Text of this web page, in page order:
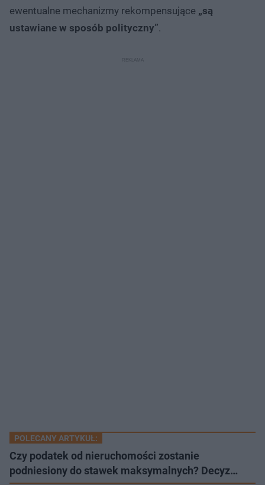
ewentualne mechanizmy rekompensujące „są
ustawiane w sposób polityczny”.
POLECANY ARTYKUŁ:
Czy podatek od nieruchomości zostanie
podniesiony do stawek maksymalnych? Decyz…